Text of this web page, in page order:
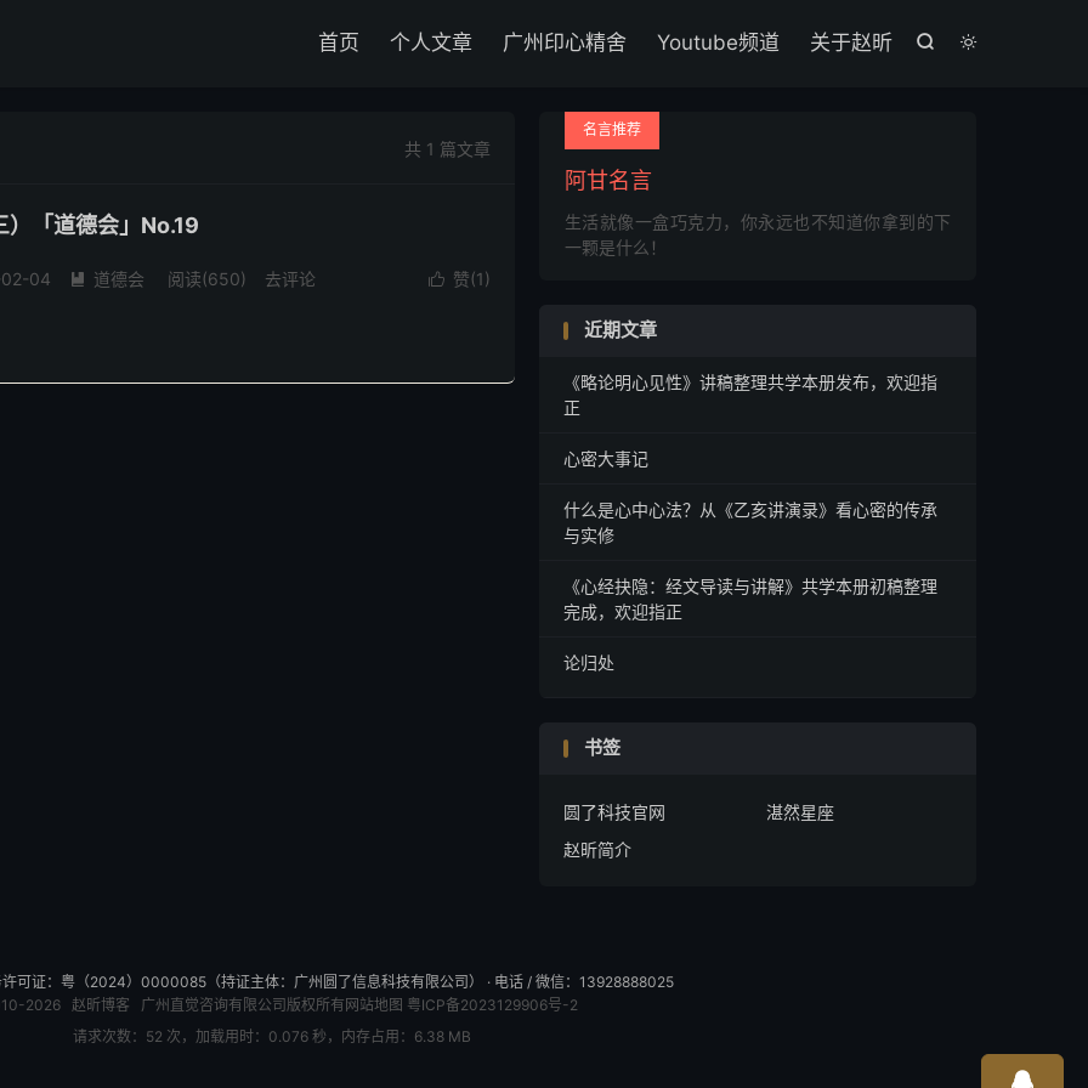


首页 个人文章 广州印心精舍 Youtube频道 关于赵昕
共 1 篇文章
）「道德会」No.19
 赞(1)
04  道德会 阅读(650) 去评论
名言推荐
阿甘名言
生活就像一盒巧克力，你永远也不知道你拿到的下
一颗是什么！
近期文章
《略论明心见性》讲稿整理共学本册发布，欢迎指
正
心密大事记
什么是心中心法？从《乙亥讲演录》看心密的传承
与实修
《心经抉隐：经文导读与讲解》共学本册初稿整理
完成，欢迎指正
论归处
书签
圆了科技官网
湛然星座
赵昕简介
可证：粤（2024）0000085（持证主体：广州圆了信息科技有限公司） · 电话 / 微信：13928888025
2026 赵昕博客 广州直觉咨询有限公司版权所有 网站地图 粤ICP备2023129906号-2
请求次数：52 次，加载用时：0.076 秒，内存占用：6.38 MB